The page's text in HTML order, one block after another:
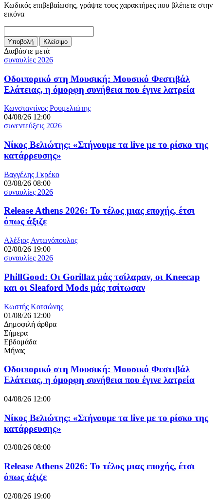
Κωδικός επιβεβαίωσης, γράψτε τους χαρακτήρες που βλέπετε στην
εικόνα
Διαβάστε μετά
συναυλίες 2026
Οδοιπορικό στη Μουσική: Μουσικό Φεστιβάλ
Ελάτειας, η όμορφη συνήθεια που έγινε λατρεία
Κωνσταντίνος Ρουμελιώτης
04/08/26 12:00
συνεντεύξεις 2026
Νίκος Βελιώτης: «Στήνουμε τα live με το ρίσκο της
κατάρρευσης»
Βαγγέλης Γκρέκο
03/08/26 08:00
συναυλίες 2026
Release Athens 2026: Το τέλος μιας εποχής, έτσι
όπως άξιζε
Αλέξιος Αντωνόπουλος
02/08/26 19:00
συναυλίες 2026
PhillGood: Οι Gorillaz μάς τσίλαραν, οι Kneecap
και οι Sleaford Mods μάς τσίτωσαν
Κωστής Κοτσώνης
01/08/26 12:00
Δημοφιλή άρθρα
Σήμερα
Εβδομάδα
Μήνας
Οδοιπορικό στη Μουσική: Μουσικό Φεστιβάλ
Ελάτειας, η όμορφη συνήθεια που έγινε λατρεία
04/08/26 12:00
Νίκος Βελιώτης: «Στήνουμε τα live με το ρίσκο της
κατάρρευσης»
03/08/26 08:00
Release Athens 2026: Το τέλος μιας εποχής, έτσι
όπως άξιζε
02/08/26 19:00